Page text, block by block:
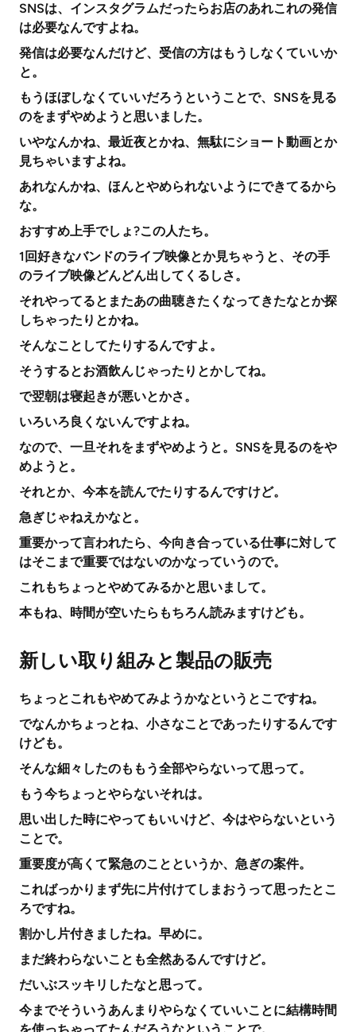
SNSは、インスタグラムだったらお店のあれこれの発信
は必要なんですよね。
発信は必要なんだけど、受信の方はもうしなくていいか
と。
もうほぼしなくていいだろうということで、SNSを見る
のをまずやめようと思いました。
いやなんかね、最近夜とかね、無駄にショート動画とか
見ちゃいますよね。
あれなんかね、ほんとやめられないようにできてるから
な。
おすすめ上手でしょ?この人たち。
1回好きなバンドのライブ映像とか見ちゃうと、その手
のライブ映像どんどん出してくるしさ。
それやってるとまたあの曲聴きたくなってきたなとか探
しちゃったりとかね。
そんなことしてたりするんですよ。
そうするとお酒飲んじゃったりとかしてね。
で翌朝は寝起きが悪いとかさ。
いろいろ良くないんですよね。
なので、一旦それをまずやめようと。SNSを見るのをや
めようと。
それとか、今本を読んでたりするんですけど。
急ぎじゃねえかなと。
重要かって言われたら、今向き合っている仕事に対して
はそこまで重要ではないのかなっていうので。
これもちょっとやめてみるかと思いまして。
本もね、時間が空いたらもちろん読みますけども。
新しい取り組みと製品の販売
ちょっとこれもやめてみようかなというとこですね。
でなんかちょっとね、小さなことであったりするんです
けども。
そんな細々したのももう全部やらないって思って。
もう今ちょっとやらないそれは。
思い出した時にやってもいいけど、今はやらないという
ことで。
重要度が高くて緊急のことというか、急ぎの案件。
こればっかりまず先に片付けてしまおうって思ったとこ
ろですね。
割かし片付きましたね。早めに。
まだ終わらないことも全然あるんですけど。
だいぶスッキリしたなと思って。
今までそういうあんまりやらなくていいことに結構時間